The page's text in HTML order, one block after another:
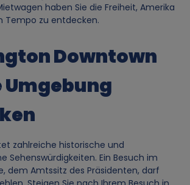
haben Sie die Freiheit, Amerika
Tempo zu entdecken.
Downtown
Umgebung
zahlreiche historische und
Sehenswürdigkeiten. Ein Besuch im
dem Amtssitz des Präsidenten, darf